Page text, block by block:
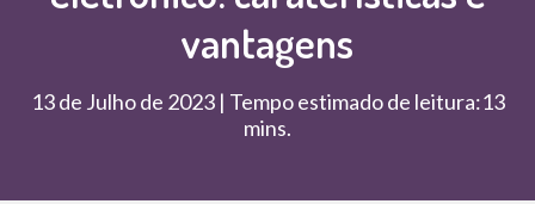
vantagens
13 de Julho de 2023 | Tempo estimado de leitura:13
mins.